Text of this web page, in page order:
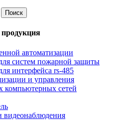
автоматизации
систем пожарной защиты
интерфейса rs-485
и управления
компьютерных сетей
видеонаблюдения